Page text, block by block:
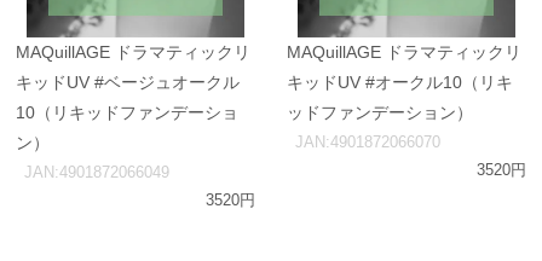
MAQuillAGE ドラマティックリ
キッドUV #ベージュオークル
10（リキッドファンデーショ
ン）
JAN:4901872066049
3520円
MAQuillAGE ドラマティックリ
キッドUV #オークル10（リキ
ッドファンデーション）
JAN:4901872066070
3520円